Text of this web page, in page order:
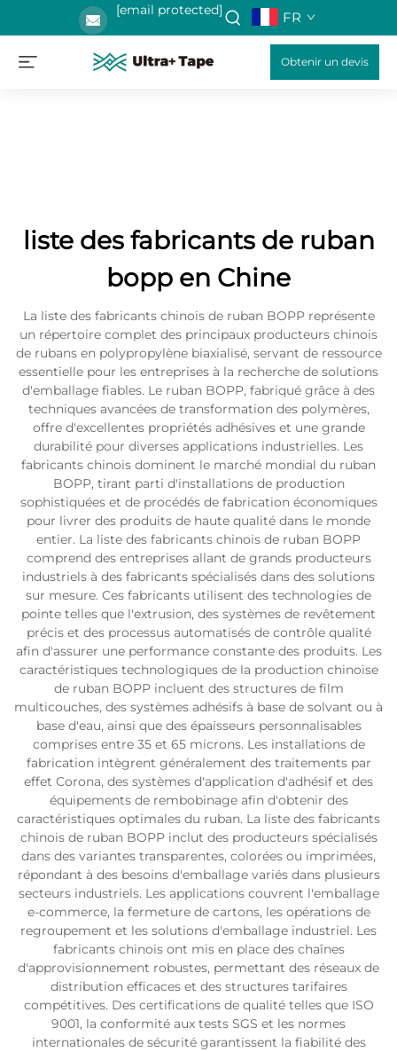
[email protected] FR
Obtenir un devis
liste des fabricants de ruban
bopp en Chine
La liste des fabricants chinois de ruban BOPP représente
un répertoire complet des principaux producteurs chinois
de rubans en polypropylène biaxialisé, servant de ressource
essentielle pour les entreprises à la recherche de solutions
d'emballage fiables. Le ruban BOPP, fabriqué grâce à des
techniques avancées de transformation des polymères,
offre d'excellentes propriétés adhésives et une grande
durabilité pour diverses applications industrielles. Les
fabricants chinois dominent le marché mondial du ruban
BOPP, tirant parti d'installations de production
sophistiquées et de procédés de fabrication économiques
pour livrer des produits de haute qualité dans le monde
entier. La liste des fabricants chinois de ruban BOPP
comprend des entreprises allant de grands producteurs
industriels à des fabricants spécialisés dans des solutions
sur mesure. Ces fabricants utilisent des technologies de
pointe telles que l'extrusion, des systèmes de revêtement
précis et des processus automatisés de contrôle qualité
afin d'assurer une performance constante des produits. Les
caractéristiques technologiques de la production chinoise
de ruban BOPP incluent des structures de film
multicouches, des systèmes adhésifs à base de solvant ou à
base d'eau, ainsi que des épaisseurs personnalisables
comprises entre 35 et 65 microns. Les installations de
fabrication intègrent généralement des traitements par
effet Corona, des systèmes d'application d'adhésif et des
équipements de rembobinage afin d'obtenir des
caractéristiques optimales du ruban. La liste des fabricants
chinois de ruban BOPP inclut des producteurs spécialisés
dans des variantes transparentes, colorées ou imprimées,
répondant à des besoins d'emballage variés dans plusieurs
secteurs industriels. Les applications couvrent l'emballage
e-commerce, la fermeture de cartons, les opérations de
regroupement et les solutions d'emballage industriel. Les
fabricants chinois ont mis en place des chaînes
d'approvisionnement robustes, permettant des réseaux de
distribution efficaces et des structures tarifaires
compétitives. Des certifications de qualité telles que ISO
9001, la conformité aux tests SGS et les normes
internationales de sécurité garantissent la fiabilité des